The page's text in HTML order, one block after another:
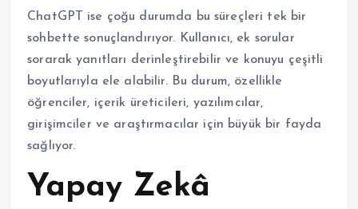
ChatGPT ise çoğu durumda bu süreçleri tek bir
sohbette sonuçlandırıyor. Kullanıcı, ek sorular
sorarak yanıtları derinleştirebilir ve konuyu çeşitli
boyutlarıyla ele alabilir. Bu durum, özellikle
öğrenciler, içerik üreticileri, yazılımcılar,
girişimciler ve araştırmacılar için büyük bir fayda
sağlıyor.
Yapay Zekâ